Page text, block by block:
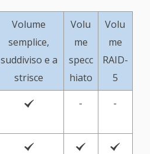
Volume
semplice,
suddiviso e a
strisce
Volu
me
specc
hiato
Volu
me
RAID-
5
 - -
  